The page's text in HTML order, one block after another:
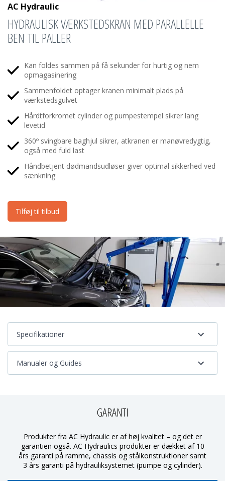
AC Hydraulic
HYDRAULISK VÆRKSTEDSKRAN MED PARALLELLE
BEN TIL PALLER
Kan foldes sammen på få sekunder for hurtig og nem
opmagasinering
Sammenfoldet optager kranen minimalt plads på
værkstedsgulvet
Hårdtforkromet cylinder og pumpestempel sikrer lang
levetid
360º svingbare baghjul sikrer, atkranen er manøvredygtig,
også med fuld last
Håndbetjent dødmandsudløser giver optimal sikkerhed ved
sænkning
Tilføj til tilbud
Specifikationer
Manualer og Guides
GARANTI
Produkter fra AC Hydraulic er af høj kvalitet – og det er
garantien også. AC Hydraulics produkter er dækket af 10
års garanti på ramme, chassis og stålkonstruktioner samt
3 års garanti på hydrauliksystemet (pumpe og cylinder).